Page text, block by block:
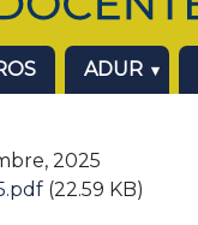
ADUR
2025
(22.59 KB)